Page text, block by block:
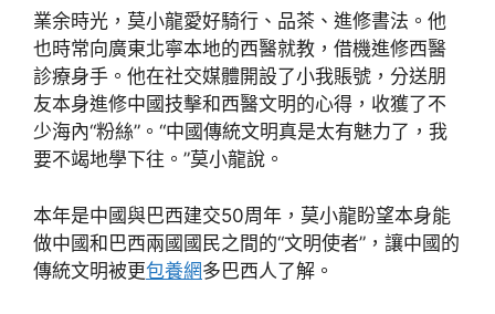
業余時光，莫小龍愛好騎行、品茶、進修書法。他
也時常向廣東北寧本地的西醫就教，借機進修西醫
診療身手。他在社交媒體開設了小我賬號，分送朋
友本身進修中國技擊和西醫文明的心得，收獲了不
少海內“粉絲”。“中國傳統文明真是太有魅力了，我
要不竭地學下往。”莫小龍說。
本年是中國與巴西建交50周年，莫小龍盼望本身能
做中國和巴西兩國國民之間的“文明使者”，讓中國的
傳統文明被更包養網多巴西人了解。